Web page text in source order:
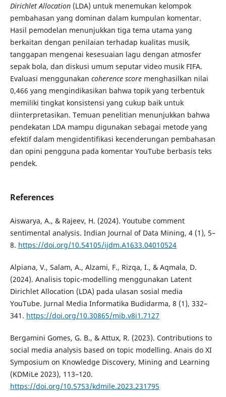
Dirichlet Allocation(LDA) untuk menemukan kelompok
pembahasan yang dominan dalam kumpulan komentar.
Hasil pemodelan menunjukkan tiga tema utama yang
berkaitan dengan penilaian terhadap kualitas musik,
tanggapan mengenai kesesuaian lagu dengan atmosfer
sepak bola, dan diskusi umum seputar video musik FIFA.
Evaluasi menggunakan coherence scoremenghasilkan nilai
0,466 yang mengindikasikan bahwa topik yang terbentuk
memiliki tingkat konsistensi yang cukup baik untuk
diinterpretasikan. Temuan penelitian menunjukkan bahwa
pendekatan LDA mampu digunakan sebagai metode yang
efektif dalam mengidentifikasi kecenderungan pembahasan
dan opini pengguna pada komentar YouTube berbasis teks
pendek.
References
Aiswarya, A., & Rajeev, H. (2024). Youtube comment
sentimental analysis. Indian Journal of Data Mining, 4 (1), 5–
8. https://doi.org/10.54105/ijdm.A1633.04010524
Alpiana, V., Salam, A., Alzami, F., Rizqa, I., & Aqmala, D.
(2024). Analisis topic-modelling menggunakan Latent
Dirichlet Allocation (LDA) pada ulasan sosial media
YouTube. Jurnal Media Informatika Budidarma, 8 (1), 332–
341. https://doi.org/10.30865/mib.v8i1.7127
Bergamini Gomes, G. B., & Attux, R. (2023). Contributions to
social media analysis based on topic modelling. Anais do XI
Symposium on Knowledge Discovery, Mining and Learning
(KDMiLe 2023), 113–120.
https://doi.org/10.5753/kdmile.2023.231795